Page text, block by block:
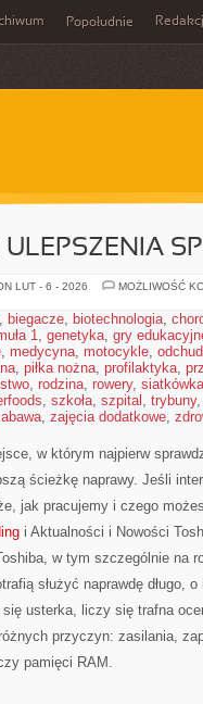
Popołudnie
LUT - 6 - 2026
MOŻLIWOŚĆ
, biegacze, biotechnologia,
1, genetyka, gry
, medycyna, motocykle,
, piłka nożna, profilaktyka,
, rodzina, rowery, siatkówka
, szkoła, szpital , trybuny
, zajęcia dodatkowe,
w którym najpierw
ścieżkę naprawy. Jeśli
jak pracujemy i czego
i Aktualności i Nowości
w tym szczególnie na
służyć naprawdę długo,
usterka, liczy się trafna
przyczyn: zasilania,
pamięci RAM.